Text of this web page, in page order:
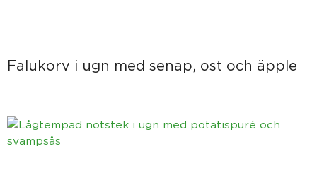
Falukorv i ugn med senap, ost och äpple